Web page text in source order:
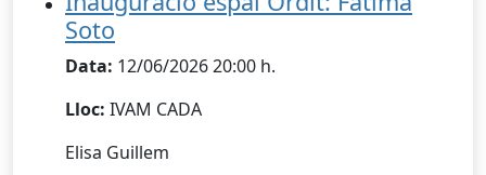
Soto
Data: 12/06/2026 20:00 h.
Lloc: IVAM CADA
Elisa Guillem